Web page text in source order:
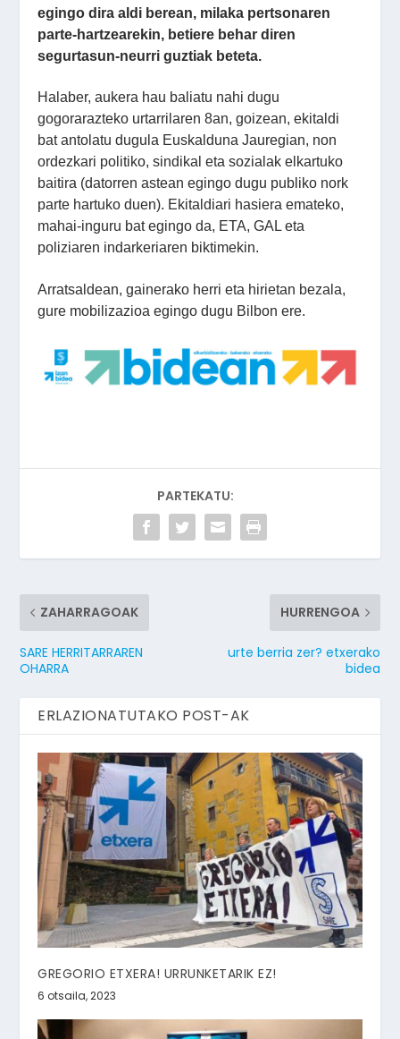
egingo dira aldi berean, milaka pertsonaren
parte-hartzearekin, betiere behar diren
segurtasun-neurri guztiak beteta.
Halaber, aukera hau baliatu nahi dugu
gogorarazteko urtarrilaren 8an, goizean, ekitaldi
bat antolatu dugula Euskalduna Jauregian, non
ordezkari politiko, sindikal eta sozialak elkartuko
baitira (datorren astean egingo dugu publiko nork
parte hartuko duen). Ekitaldiari hasiera emateko,
mahai-inguru bat egingo da, ETA, GAL eta
poliziaren indarkeriaren biktimekin.
Arratsaldean, gainerako herri eta hirietan bezala,
gure mobilizazioa egingo dugu Bilbon ere.
PARTEKATU:
ZAHARRAGOAK
SARE HERRITARRAREN
OHARRA
HURRENGOA
urte berria zer? etxerako
bidea
ERLAZIONATUTAKO POST-AK
GREGORIO ETXERA! URRUNKETARIK EZ!
6 otsaila, 2023